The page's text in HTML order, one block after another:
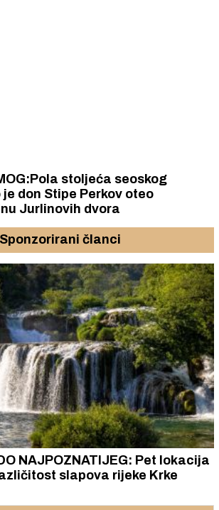
stoljeća seoskog
oteo
Jurlinovih dvora
Sponzorirani članci
NAJPOZNATIJEG: Pet lokacija
slapova rijeke Krke